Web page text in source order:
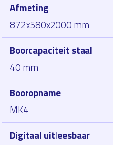
Afmeting
872x580x2000 mm
Boorcapaciteit staal
40 mm
Booropname
MK4
Digitaal uitleesbaar